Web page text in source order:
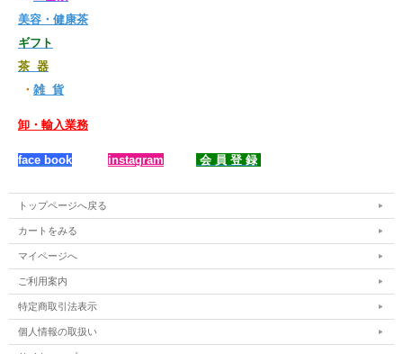
美容・健康茶
ギフト
茶 器
・ 雑 貨
卸・輸入業務
face book instagram 会 員 登 録
トップページへ戻る
カートをみる
マイページへ
ご利用案内
特定商取引法表示
個人情報の取扱い